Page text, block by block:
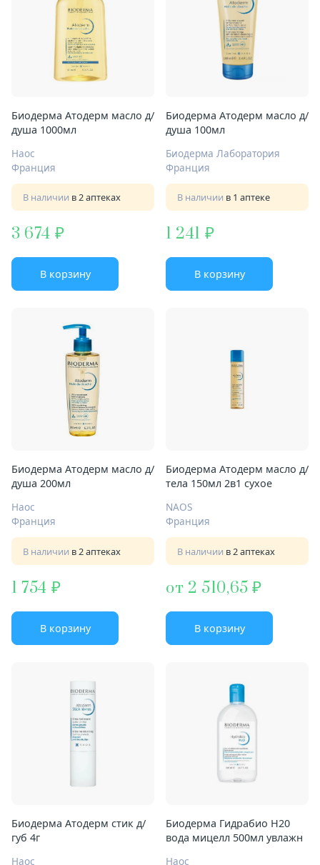
Биодерма Атодерм масло д/
душа 1000мл
Наос
Франция
В наличии в 2 аптеках
3 674
В корзину
Биодерма Атодерм масло д/
душа 100мл
Биодерма Лаборатория
Франция
В наличии в 1 аптеке
1 241
В корзину
Биодерма Атодерм масло д/
душа 200мл
Наос
Франция
В наличии в 2 аптеках
1 754
В корзину
Биодерма Атодерм масло д/
тела 150мл 2в1 сухое
NAOS
Франция
В наличии в 2 аптеках
от 2 510,65
В корзину
Биодерма Атодерм стик д/
губ 4г
Наос
Биодерма Гидрабио Н20
вода мицелл 500мл увлажн
Наос